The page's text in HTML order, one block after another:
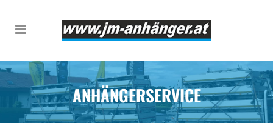
ANHÄNGERSERVICE